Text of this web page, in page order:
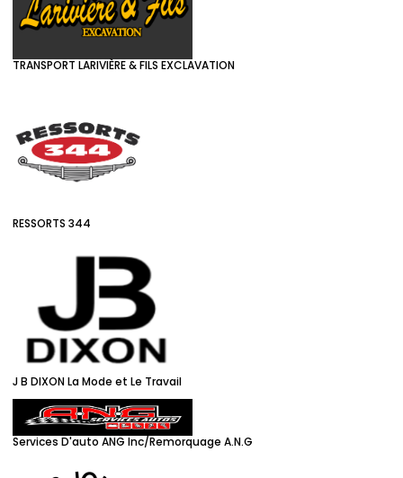
TRANSPORT LARIVIÈRE & FILS EXCLAVATION
RESSORTS 344
J B DIXON La Mode et Le Travail
Services D'auto ANG Inc/Remorquage A.N.G